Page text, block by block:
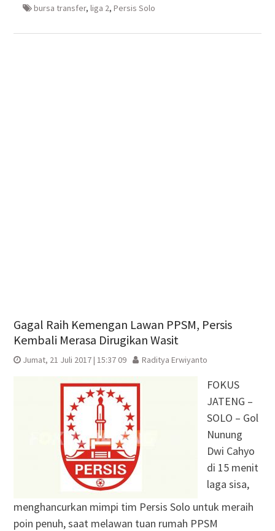
baru)
bursa transfer, liga 2, Persis Solo
Gagal Raih Kemengan Lawan PPSM, Persis
Kembali Merasa Dirugikan Wasit
Jumat, 21 Juli 2017 | 15:37 09 Raditya Erwiyanto
FOKUS
JATENG –
SOLO – Gol
Nunung
Dwi Cahyo
di 15 menit
laga sisa,
menghancurkan mimpi tim Persis Solo untuk meraih
poin penuh, saat melawan tuan rumah PPSM